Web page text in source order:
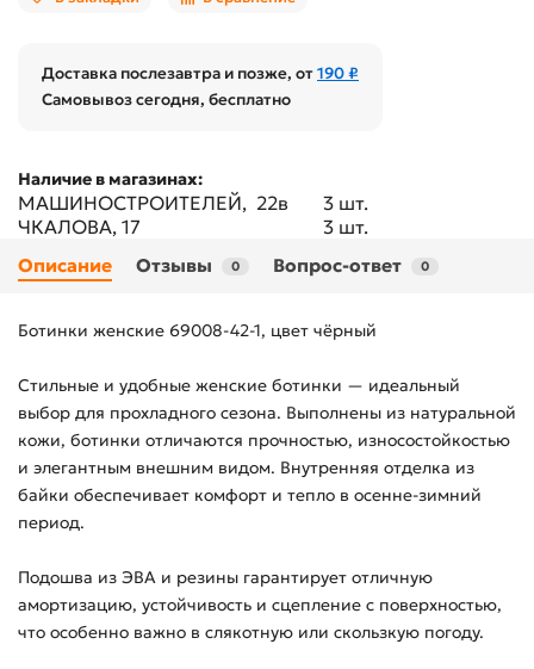
Доставка послезавтра и позже, от190 ₽
Самовывоз сегодня, бесплатно
Наличие в магазинах:
МАШИНОСТРОИТЕЛЕЙ, 22в
3 шт.
ЧКАЛОВА, 17
3 шт.
Описание Отзывы 0 Вопрос-ответ 0
Ботинки женские 69008-42-1, цвет чёрный
Стильные и удобные женские ботинки — идеальный
выбор для прохладного сезона. Выполнены из натуральной
кожи, ботинки отличаются прочностью, износостойкостью
и элегантным внешним видом. Внутренняя отделка из
байки обеспечивает комфорт и тепло в осенне-зимний
период.
Подошва из ЭВА и резины гарантирует отличную
амортизацию, устойчивость и сцепление с поверхностью,
что особенно важно в слякотную или скользкую погоду.